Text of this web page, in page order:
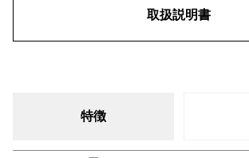
取扱説明書
特徴